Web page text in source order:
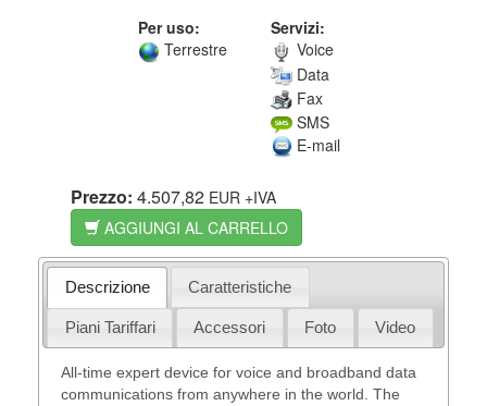
Per uso:
Terrestre
Servizi:
Voice
Data
Fax
SMS
E-mail
Prezzo: 4.507,82 EUR +IVA
AGGIUNGI AL CARRELLO
Descrizione Caratteristiche
Piani Tariffari Accessori Foto Video
All-time expert device for voice and broadband data
communications from anywhere in the world. The